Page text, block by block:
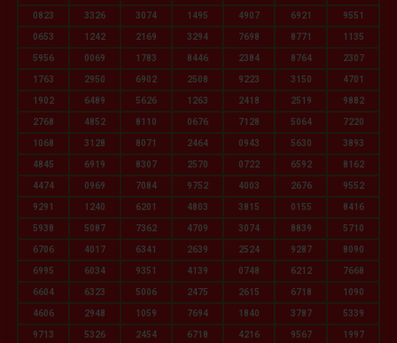
0823 3326 3074 1495 4907 6921 9551
0653 1242 2169 3294 7698 8771 1135
5956 0069 1783 8446 2384 8764 2307
1763 2950 6902 2508 9223 3150 4701
1902 6489 5626 1263 2418 2519 9882
2768 4852 8110 0676 7128 5064 7220
1068 3128 8071 2464 0943 5630 3893
4845 6919 8307 2570 0722 6592 8162
4474 0969 7084 9752 4003 2676 9552
9291 1240 6201 4803 3815 0155 8416
5938 5087 7362 4709 3074 8839 5710
6706 4017 6341 2639 2524 9287 8090
6995 6034 9351 4139 0748 6212 7668
6604 6323 5006 2475 2615 6718 1090
4606 2948 1059 7694 1840 3787 5339
9713 5326 2454 6718 4216 9567 1997